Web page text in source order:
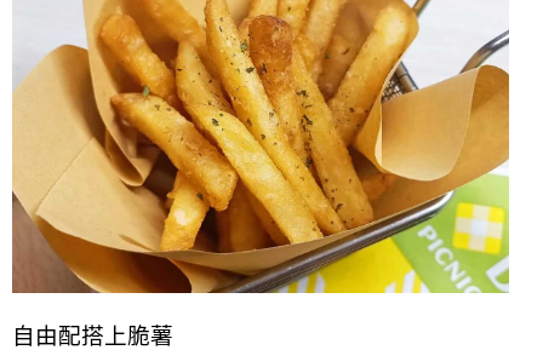
自由配搭上脆薯